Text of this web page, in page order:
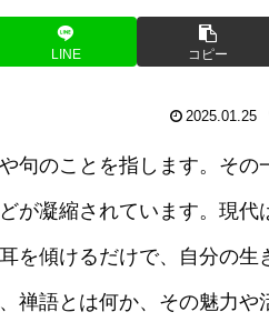
LINE コピー
2025.01.25
句のことを指します。その
が凝縮されています。現代
を傾けるだけで、自分の生
禅語とは何か、その魅力や